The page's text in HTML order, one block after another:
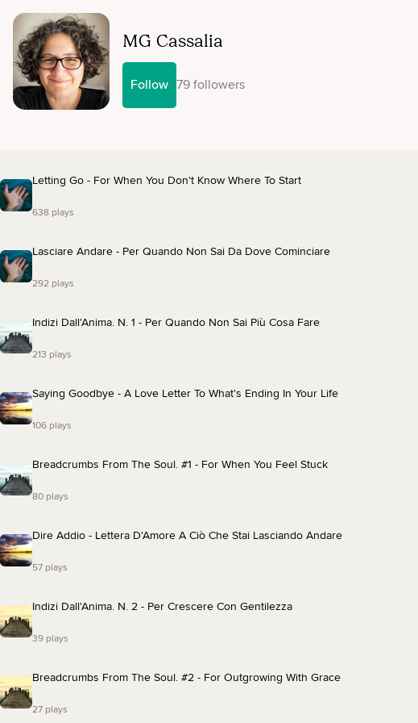
MG Cassalia
Follow 79 followers
Letting Go - For When You Don't Know Where To Start
638 plays
Lasciare Andare - Per Quando Non Sai Da Dove Cominciare
292 plays
Indizi Dall'Anima. N. 1 - Per Quando Non Sai Più Cosa Fare
213 plays
Saying Goodbye - A Love Letter To What's Ending In Your Life
106 plays
Breadcrumbs From The Soul. #1 - For When You Feel Stuck
80 plays
Dire Addio - Lettera D'Amore A Ciò Che Stai Lasciando Andare
57 plays
Indizi Dall'Anima. N. 2 - Per Crescere Con Gentilezza
39 plays
Breadcrumbs From The Soul. #2 - For Outgrowing With Grace
27 plays